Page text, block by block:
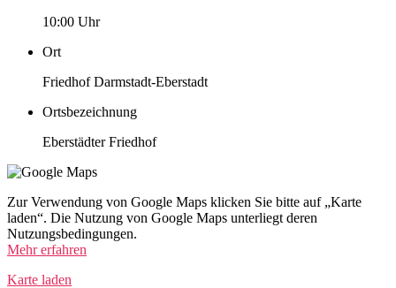
10:00 Uhr
Ort
Friedhof Darmstadt-Eberstadt
Ortsbezeichnung
Eberstädter Friedhof
Zur Verwendung von Google Maps klicken Sie bitte auf „Karte
laden“. Die Nutzung von Google Maps unterliegt deren
Nutzungsbedingungen.
Mehr erfahren
Karte laden